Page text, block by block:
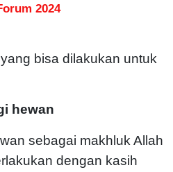
2024
yang bisa dilakukan untuk
hewan
sebagai makhluk Allah
dengan kasih